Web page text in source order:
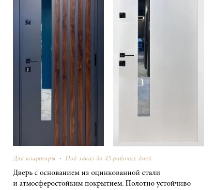
Для квартиры Под заказ до 45 рабочих дней
Дверь с основанием из оцинкованной стали
и атмосферостойким покрытием. Полотно устойчиво